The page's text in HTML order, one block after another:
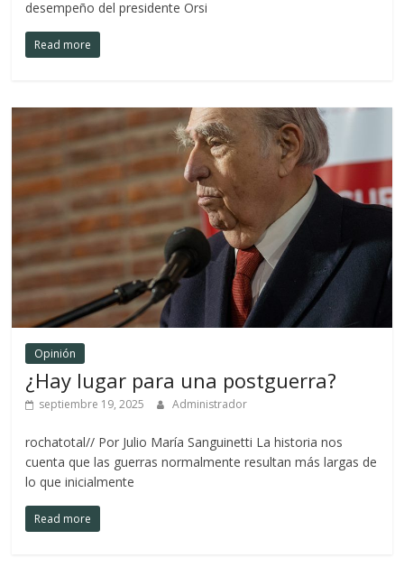
desempeño del presidente Orsi
Read more
Opinión
¿Hay lugar para una postguerra?
septiembre 19, 2025 Administrador
rochatotal// Por Julio María Sanguinetti La historia nos
cuenta que las guerras normalmente resultan más largas de
lo que inicialmente
Read more